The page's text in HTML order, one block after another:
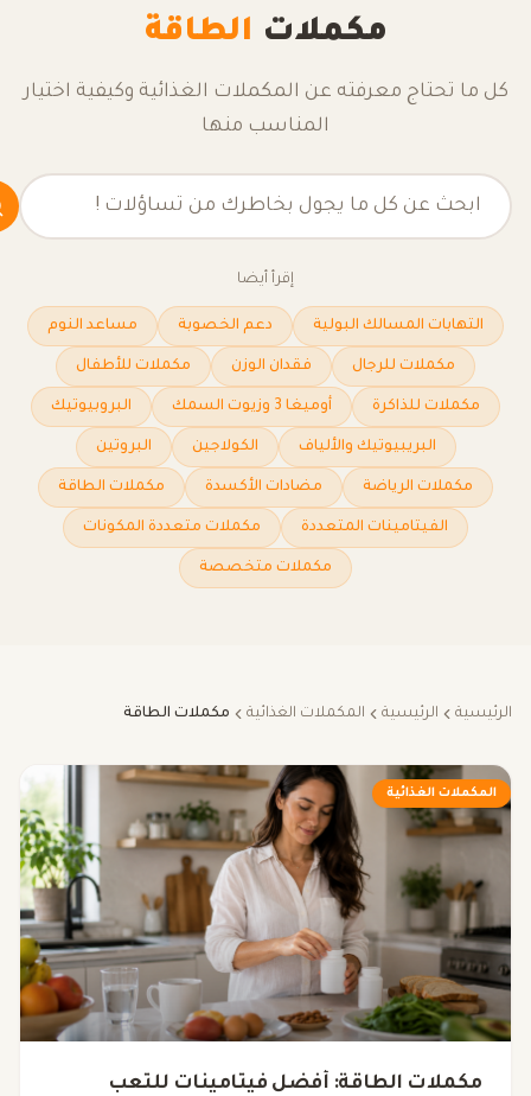
مكملات الطاقة
كل ما تحتاج معرفته عن المكملات الغذائية وكيفية اختيار
المناسب منها
إقرأ أيضا
التهابات المسالك البولية دعم الخصوبة مساعد النوم
مكملات للرجال فقدان الوزن مكملات للأطفال
مكملات للذاكرة أوميغا 3 وزيوت السمك البروبيوتيك
البريبيوتيك والألياف الكولاجين البروتين
مكملات الرياضة مضادات الأكسدة مكملات الطاقة
الفيتامينات المتعددة مكملات متعددة المكونات
مكملات متخصصة
الرئيسية الرئيسية المكملات الغذائية مكملات الطاقة
المكملات الغذائية
مكملات الطاقة: أفضل فيتامينات للتعب